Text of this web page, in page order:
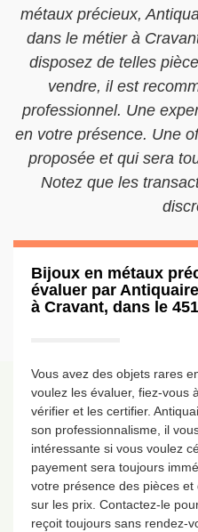
métaux précieux,
dans le métier à
disposez de telles
vendre, il est
professionnel. Une
en votre présence. Une
proposée et qui sera
Notez que les
Bijoux en métaux
évaluer par
à Cravant, dans le
Vous avez des objets rares
voulez les évaluer, fiez-vous
vérifier et les certifier.
son professionnalisme, il
intéressante si vous voulez
payement sera toujours
votre présence des pièces
sur les prix. Contactez-le
reçoit toujours sans rendez-